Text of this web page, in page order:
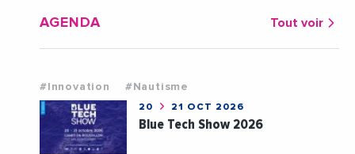
AGENDA Tout voir
#Innovation #Nautisme
20 21 OCT 2026
Blue Tech Show 2026